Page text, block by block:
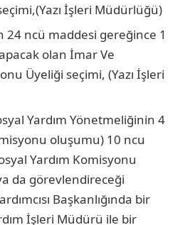
İşleri Müdürlüğü)
24 ncü maddesi gereğince 1
olan İmar Ve
Üyeliği seçimi, (Yazı İşleri
Yardım Yönetmeliğinin 4
oluşumu) 10 ncu
Yardım Komisyonu
da görevlendireceği
Başkanlığında bir
İşleri Müdürü ile bir